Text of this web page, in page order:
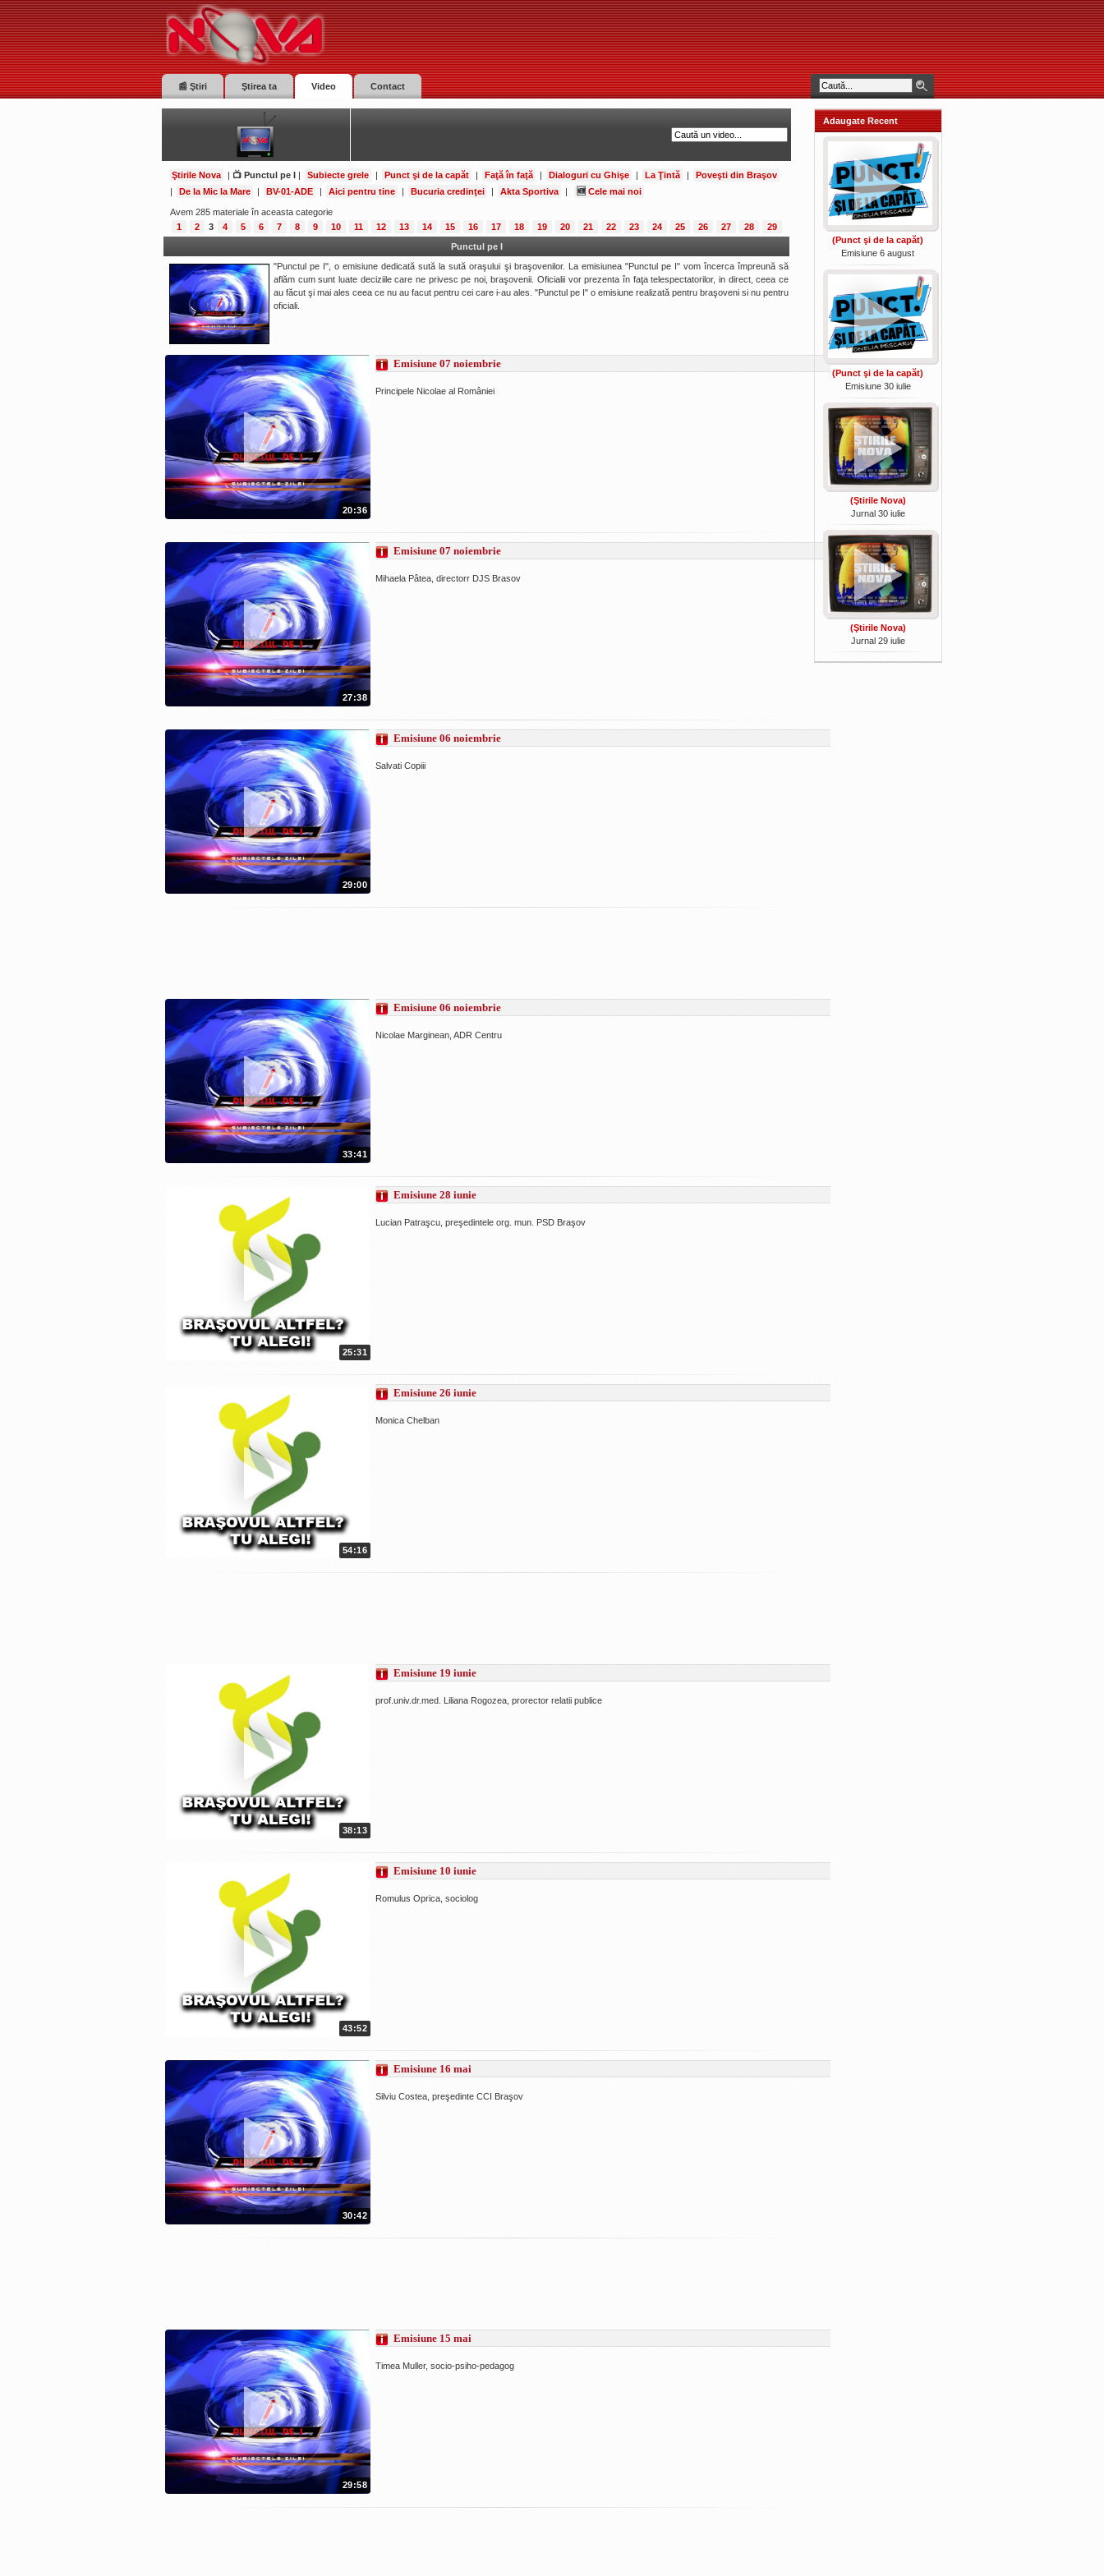
📰 Ştiri Ştirea ta Video Contact
Ştirile Nova | 📺 Punctul pe I | Subiecte grele | Punct şi de la capăt | Faţă în faţă | Dialoguri cu Ghişe | La Ţintă |
Poveşti din Braşov
|
De la Mic la Mare | BV-01-ADE | Aici pentru tine | Bucuria credinţei | Akta Sportiva | 🆕Cele mai noi
Avem 285 materiale în aceasta categorie
1
2 3 4 5 6 7 8 9 10 11 12 13 14 15 16 17 18 19 20 21 22 23 24 25 26 27 28
29
Punctul pe I
"Punctul pe I", o emisiune dedicată sută la sută oraşului şi braşovenilor. La emisiunea "Punctul pe I" vom încerca împreună să
aflăm cum sunt luate deciziile care ne privesc pe noi, braşovenii. Oficialii vor prezenta în faţa telespectatorilor, in direct, ceea ce
au făcut şi mai ales ceea ce nu au facut pentru cei care i-au ales. "Punctul pe I" o emisiune realizată pentru braşoveni si nu pentru
oficiali.
20:36
Emisiune 07 noiembrie
Principele Nicolae al României
27:38
Emisiune 07 noiembrie
Mihaela Pâtea, directorr DJS Brasov
29:00
Emisiune 06 noiembrie
Salvati Copiii
33:41
Emisiune 06 noiembrie
Nicolae Marginean, ADR Centru
25:31
Emisiune 28 iunie
Lucian Patraşcu, preşedintele org. mun. PSD Braşov
54:16
Emisiune 26 iunie
Monica Chelban
38:13
Emisiune 19 iunie
prof.univ.dr.med. Liliana Rogozea, prorector relatii publice
43:52
Emisiune 10 iunie
Romulus Oprica, sociolog
30:42
Emisiune 16 mai
Silviu Costea, preşedinte CCI Braşov
29:58
Emisiune 15 mai
Timea Muller, socio-psiho-pedagog
Adaugate Recent
(Punct şi de la capăt)
Emisiune 6 august
(Punct şi de la capăt)
Emisiune 30 iulie
(Ştirile Nova)
Jurnal 30 iulie
(Ştirile Nova)
Jurnal 29 iulie